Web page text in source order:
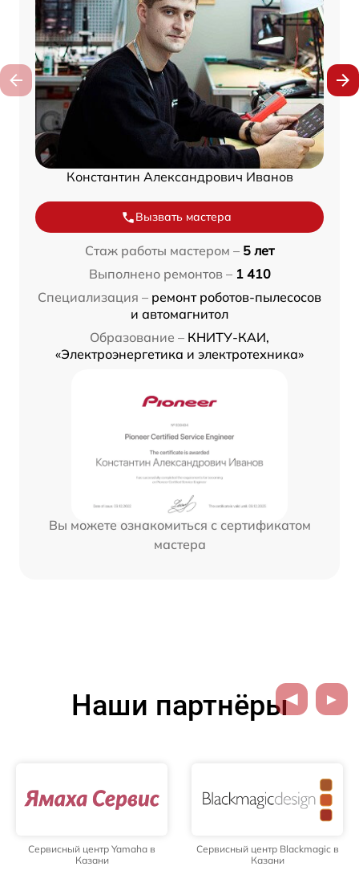
Константин Александрович Иванов
Вызвать мастера
Стаж работы мастером – 5 лет
Выполнено ремонтов – 1 410
Специализация – ремонт роботов-пылесосов
и автомагнитол
Образование – КНИТУ-КАИ,
«Электроэнергетика и электротехника»
Вы можете ознакомиться с сертификатом
мастера
Наши партнёры
Сервисный центр Yamaha в
Казани
Сервисный центр Blackmagic в
Казани